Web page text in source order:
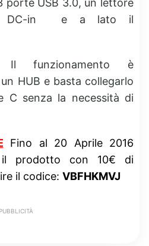
porte USB 3.0, un lettore
DC-in e a lato il
funzionamento è
HUB e basta collegarlo
C senza la necessità di
Fino al 20 Aprile 2016
il prodotto con 10€ di
il codice: VBFHKMVJ
PUBBLICITÀ